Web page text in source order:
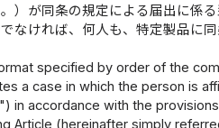
）が同条の規定による届出に係
なければ、何人も、特定製品に
specified by order of the
a case in which the person is
accordance with the
Article (hereinafter simply